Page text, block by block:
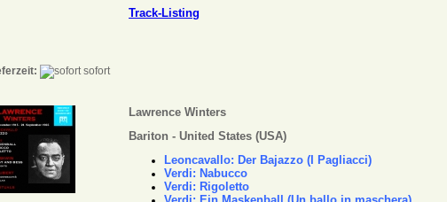
Track-Listing
sofort
Lawrence Winters
Bariton - United States (USA)
Leoncavallo: Der Bajazzo (I Pagliacci)
Verdi: Nabucco
Verdi: Rigoletto